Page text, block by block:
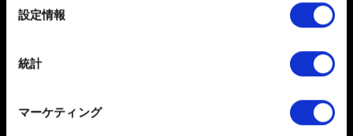
詳細セクション
で個人データの処理方法と設定を行って
ください。「Cookie宣言」からいつでも同意を変更また
だくために必要なものです。その他のCookieは、ウェブ
サイトの品質向上のために、オプションとして技術的お
設定情報
統計
マーケティング
きません